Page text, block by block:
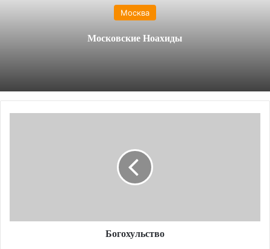
Москва
Московские Ноахиды
Богохульство